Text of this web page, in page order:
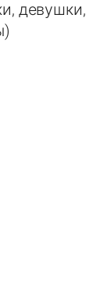
девушки,